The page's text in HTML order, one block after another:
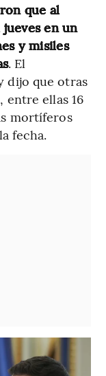
que al
en un
y misiles
. El
dijo que otras
entre ellas 16
mortíferos
fecha.